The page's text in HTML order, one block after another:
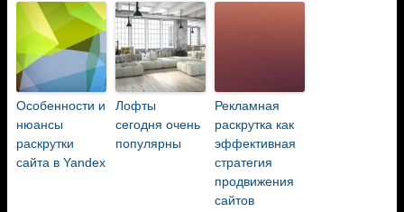
Особенности и
нюансы
раскрутки
сайта в Yandex
Лофты
сегодня очень
популярны
Рекламная
раскрутка как
эффективная
стратегия
продвижения
сайтов